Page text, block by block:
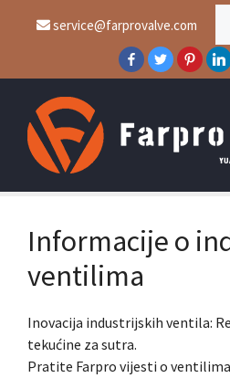
service@farprovalve.com
Informacije o
ventilima
Inovacija industrijskih ventila:
tekućine za sutra.
Pratite Farpro vijesti o